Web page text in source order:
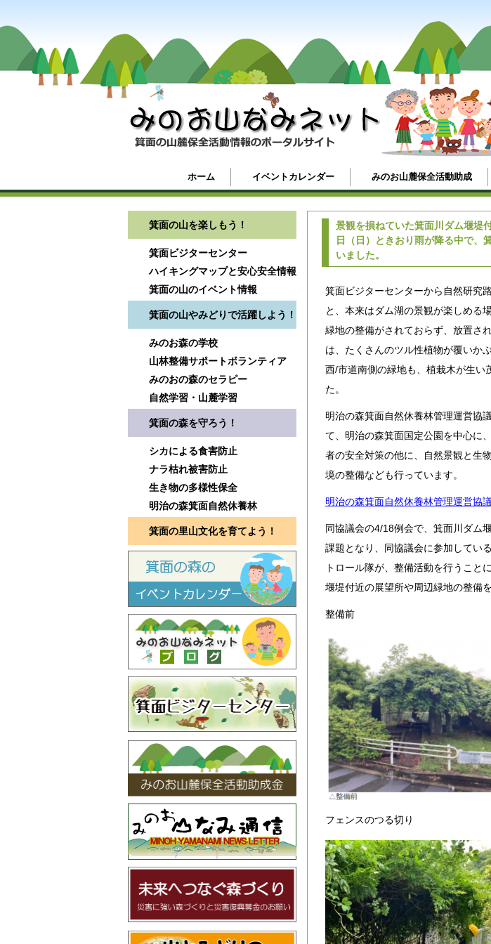
ホーム イベントカレンダー みのお山麓保全活動助成
箕面の山を楽しもう！
箕面ビジターセンター
ハイキングマップと安心安全情報
箕面の山のイベント情報
箕面の山やみどりで活躍しよう！
みのお森の学校
山林整備サポートボランティア
みのおの森のセラピー
自然学習・山麓学習
箕面の森を守ろう！
シカによる食害防止
ナラ枯れ被害防止
生き物の多様性保全
明治の森箕面自然休養林
箕面の里山文化を育てよう！
景観を損ねていた箕面川ダム堰堤
日（日）ときおり雨が降る中で、
いました。
箕面ビジターセンターから自然研究
と、本来はダム湖の景観が楽しめる
緑地の整備がされておらず、放置さ
は、たくさんのツル性植物が覆いか
西/市道南側の緑地も、植栽木が生い
た。
明治の森箕面自然休養林管理運営協
て、明治の森箕面国定公園を中心に
者の安全対策の他に、自然景観と生
境の整備なども行っています。
明治の森箕面自然休養林管理運営協
同協議会の4/18例会で、箕面川ダム
課題となり、同協議会に参加してい
トロール隊が、整備活動を行うこと
堰堤付近の展望所や周辺緑地の整備
整備前
フェンスのつる切り